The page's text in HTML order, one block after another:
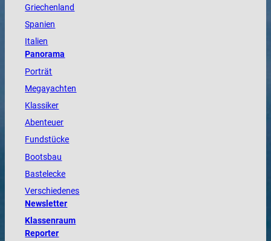
Griechenland
Spanien
Italien
Panorama
Porträt
Megayachten
Klassiker
Abenteuer
Fundstücke
Bootsbau
Bastelecke
Verschiedenes
Newsletter
Klassenraum
Reporter